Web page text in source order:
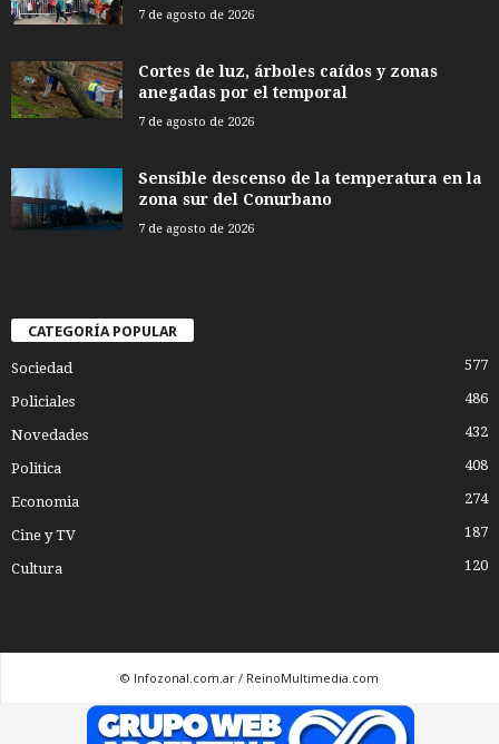
7 de agosto de 2026
Cortes de luz, árboles caídos y zonas
anegadas por el temporal
7 de agosto de 2026
Sensible descenso de la temperatura en la
zona sur del Conurbano
7 de agosto de 2026
CATEGORÍA POPULAR
Sociedad 577
Policiales 486
Novedades 432
Politica 408
Economia 274
Cine y TV 187
Cultura 120
© Infozonal.com.ar / ReinoMultimedia.com